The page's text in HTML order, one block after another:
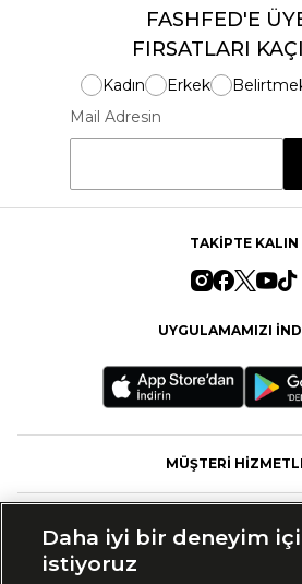
FASHFED'E
FIRSATLARI
Kadın Erkek
Mail Adresin
TAKİPTE KALIN
UYGULAMAMIZI
MÜŞTERİ
Daha iyi bir deneyim
istiyoruz